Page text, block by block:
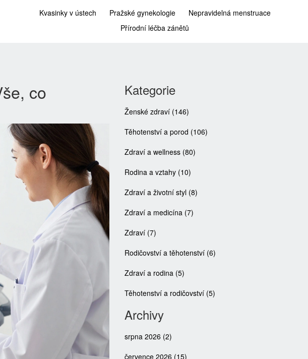
Kvasinky v ústech Pražské gynekologie
Nepravidelná menstruace
Přírodní léčba zánětů
co Kategorie
Ženské zdraví (146)
Těhotenství a porod (106)
Zdraví a wellness (80)
Rodina a vztahy (10)
Zdraví a životní styl (8)
Zdraví a medicína (7)
Zdraví (7)
Rodičovství a těhotenství (6)
Zdraví a rodina (5)
Těhotenství a rodičovství (5)
Archivy
srpna 2026 (2)
července 2026 (15)